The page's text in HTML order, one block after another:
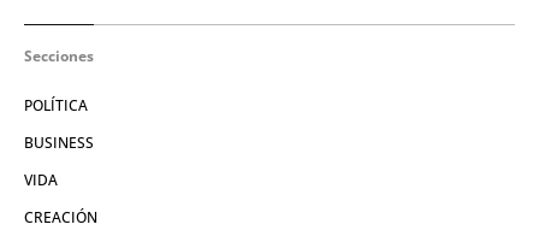
Secciones
POLÍTICA
BUSINESS
VIDA
CREACIÓN